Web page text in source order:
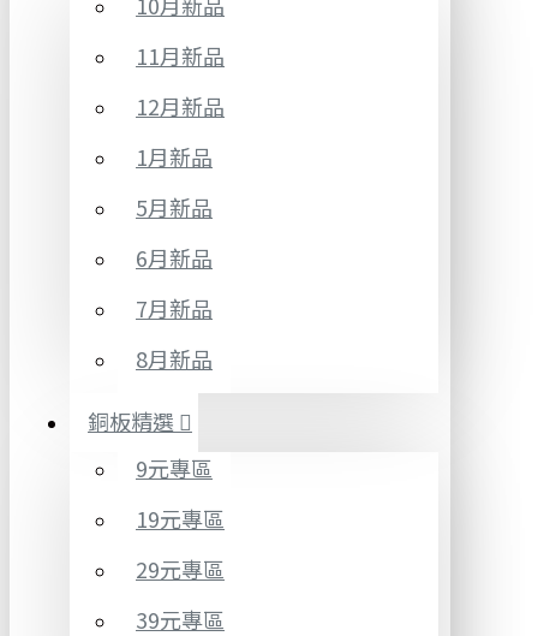
11月新品
12月新品
1月新品
5月新品
6月新品
7月新品
8月新品
銅板精選
9元專區
19元專區
29元專區
39元專區